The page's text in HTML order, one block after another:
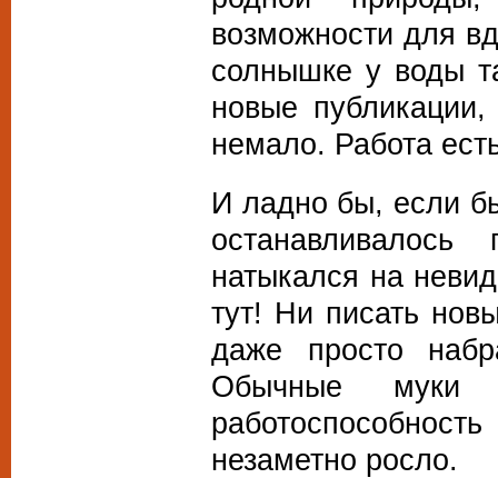
возможности для
солнышке у воды
новые
немало. Работа
И ладно бы, если
натыкался на
тут! Ни писать
даже просто
Обычные муки
незаметно росло.